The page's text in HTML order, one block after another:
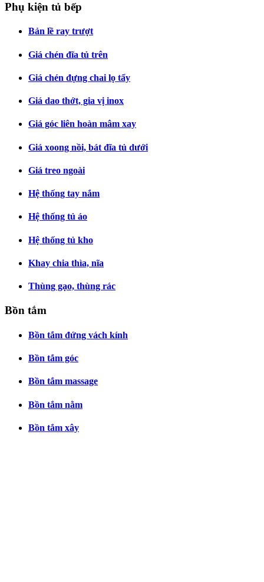
Phụ kiện tủ bếp
Bản lề ray trượt
Giá chén đĩa tủ trên
Giá chén đựng chai lọ tẩy
Giá dao thớt, gia vị inox
Giá góc liên hoàn mâm xay
Giá xoong nồi, bát đĩa tủ dưới
Giá treo ngoài
Hệ thống tay nắm
Hệ thống tủ áo
Hệ thống tủ kho
Khay chia thìa, nĩa
Thùng gạo, thùng rác
Bồn tắm
Bồn tắm đứng vách kính
Bồn tắm góc
Bồn tắm massage
Bồn tắm nằm
Bồn tắm xây